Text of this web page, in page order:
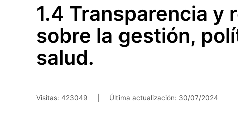
1.4 Transparencia y
sobre la gestión,
salud.
Visitas: 423049 Última actualización: 30/07/2024